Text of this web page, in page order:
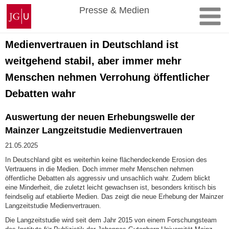
Zum
Inhalt
springen
Johannes
Gutenberg-
Universität
Mainz
Presse & Medien
Medienvertrauen in Deutschland ist
weitgehend stabil, aber immer mehr
Menschen nehmen Verrohung öffentlicher
Debatten wahr
Auswertung der neuen Erhebungswelle der
Mainzer Langzeitstudie Medienvertrauen
21.05.2025
In Deutschland gibt es weiterhin keine flächendeckende Erosion des
Vertrauens in die Medien. Doch immer mehr Menschen nehmen
öffentliche Debatten als aggressiv und unsachlich wahr. Zudem blickt
eine Minderheit, die zuletzt leicht gewachsen ist, besonders kritisch bis
feindselig auf etablierte Medien. Das zeigt die neue Erhebung der Mainzer
Langzeitstudie Medienvertrauen.
Die Langzeitstudie wird seit dem Jahr 2015 von einem Forschungsteam